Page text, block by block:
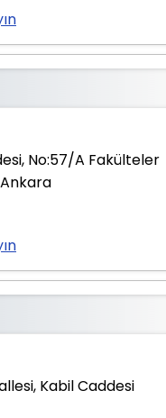
No:57/A Fakülteler
Kabil Caddesi